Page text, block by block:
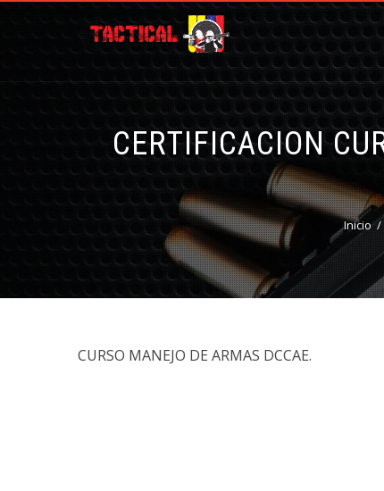
CERTIFICACION
Inicio
CURSO MANEJO DE ARMAS DCCAE.